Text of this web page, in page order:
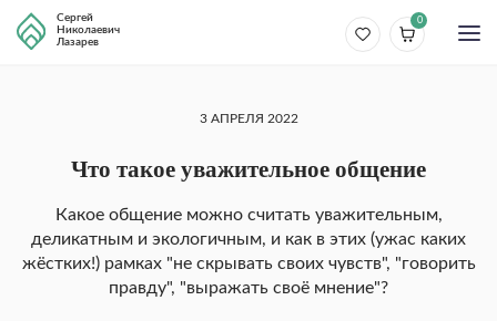
Сергей
Николаевич
Лазарев
0
3 АПРЕЛЯ 2022
Что такое уважительное общение
Какое общение можно считать уважительным,
деликатным и экологичным, и как в этих (ужас каких
жёстких!) рамках "не скрывать своих чувств", "говорить
правду", "выражать своё мнение"?